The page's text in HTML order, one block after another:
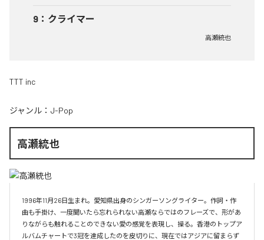
9 ： クライマー
高瀬統也
TTT inc
ジャンル： J-Pop
高瀬統也
1996年11月26日生まれ。愛知県出身のシンガーソングライター。作詞・作
曲も手掛け、一度聞いたら忘れられない高瀬ならではのフレーズで、形があ
りながらも触れることのできない愛の感覚を表現し、操る。香港のトップア
ルバムチャートで3冠を達成したのを皮切りに、現在ではアジアに留まらず